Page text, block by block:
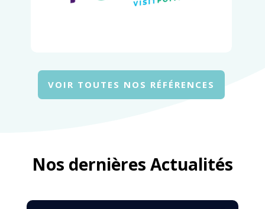
VOIR TOUTES NOS RÉFÉRENCES
Nos dernières Actualités